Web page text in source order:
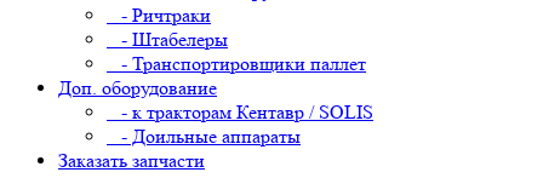
- Ричтраки
- Штабелеры
- Транспортировщики паллет
Доп. оборудование
- к тракторам Кентавр / SOLIS
- Доильные аппараты
Заказать запчасти